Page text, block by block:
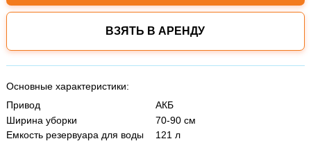
ВЗЯТЬ В АРЕНДУ
Основные характеристики:
Привод
АКБ
Ширина уборки
70-90 см
Емкость резервуара для воды
121 л